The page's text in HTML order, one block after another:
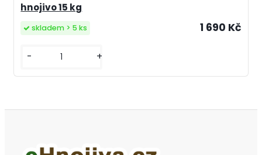
hnojivo 15 kg
1 690 Kč
- +
skladem > 5 ks